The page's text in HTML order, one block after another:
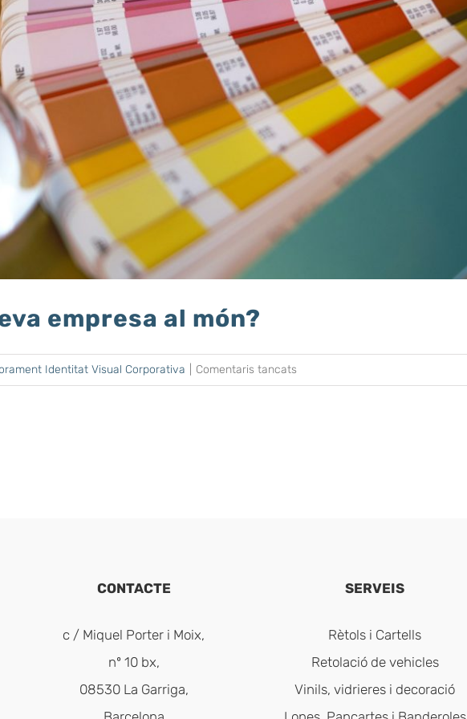
empresa al món?
Identitat Visual Corporativa Comentaris tancats
CONTACTE
c / Miquel Porter i Moix,
nº 10 bx,
08530 La Garriga,
SERVEIS
Rètols i Cartells
Retolació de vehicles
Vinils, vidrieres i decoració